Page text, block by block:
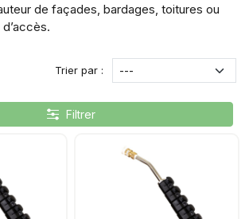
de façades, bardages, toitures ou
Trier par :
Filtrer